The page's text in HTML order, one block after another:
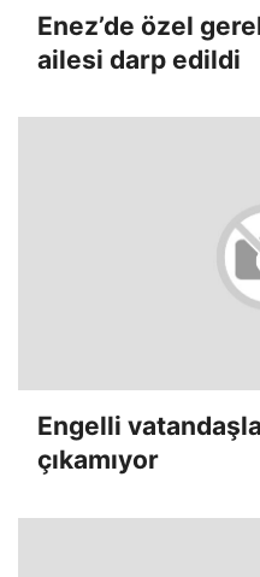
Enez’de özel
ailesi darp edildi
Engelli
çıkamıyor